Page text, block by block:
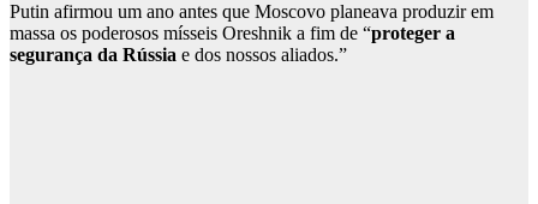
Putin afirmou um ano antes que Moscovo planeava produzir em
massa os poderosos mísseis Oreshnik a fim de “proteger a
segurança da Rússia e dos nossos aliados.”